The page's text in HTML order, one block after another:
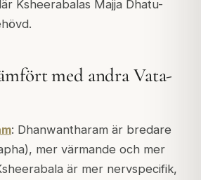
Ksheerabalas Majja Dhatu-
med andra Vata-
: Dhanwantharam är bredare
mer värmande och mer
är mer nervspecifik,